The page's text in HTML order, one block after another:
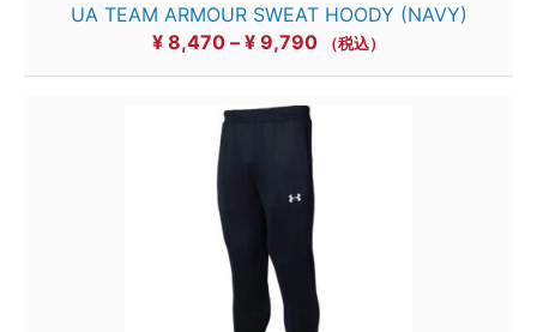
UA TEAM ARMOUR SWEAT HOODY (NAVY)
¥ 8,470 – ¥ 9,790価（税込）